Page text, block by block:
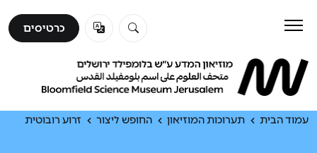
לבקר
ללמוד
כרטיסים
עמוד הבית תערוכות המוזיאון החופש ליצור זרוע רובוטית